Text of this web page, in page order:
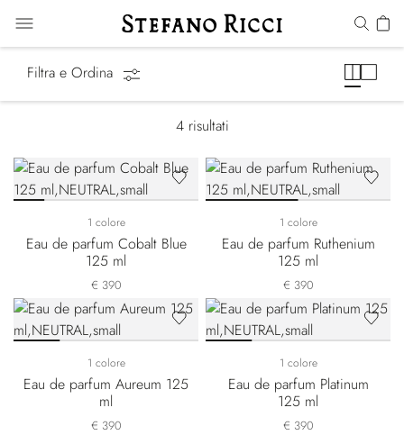
Filtra e Ordina
4 risultati
1 colore
Eau de parfum Cobalt Blue
125 ml
€ 390
1 colore
Eau de parfum Ruthenium
125 ml
€ 390
1 colore
Eau de parfum Aureum 125
ml
€ 390
1 colore
Eau de parfum Platinum
125 ml
€ 390